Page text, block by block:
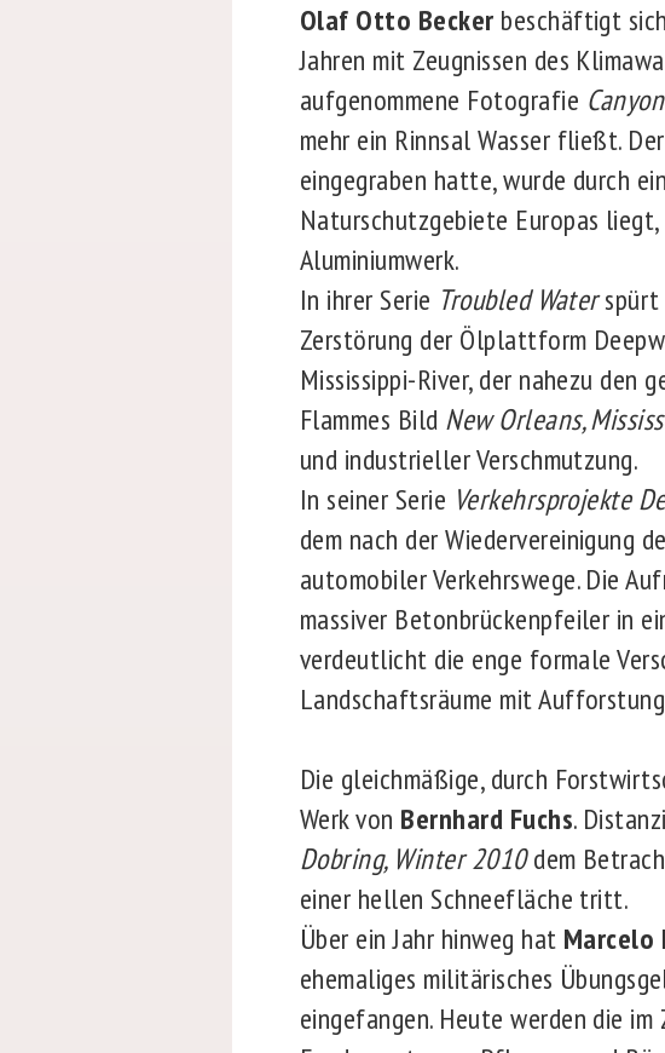
Olaf Otto Becker beschäftigt
Jahren mit Zeugnissen des
aufgenommene Fotografie
mehr ein Rinnsal Wasser fließt.
eingegraben hatte, wurde durch
Naturschutzgebiete Europas
Aluminiumwerk.
In ihrer Serie Troubled Water
Zerstörung der Ölplattform
Mississippi-River, der nahezu
Flammes Bild New Orleans,
und industrieller Verschmutzung.
In seiner Serie Verkehrsprojekte
dem nach der Wiedervereinigung
automobiler Verkehrswege. Die
massiver Betonbrückenpfeiler in
verdeutlicht die enge formale
Landschaftsräume mit
Die gleichmäßige, durch
Werk von Bernhard Fuchs.
Dobring, Winter 2010dem
einer hellen Schneefläche tritt.
Über ein Jahr hinweg hat Marcelo
ehemaliges militärisches
eingefangen. Heute werden die